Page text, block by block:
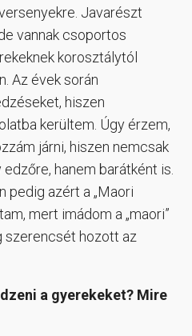
Javarészt
vannak csoportos
korosztálytól
Az évek során
hiszen
kerültem. Úgy érzem,
járni, hiszen nemcsak
hanem barátként is.
pedig azért a „Maori
mert imádom a „maori”
szerencsét hozott az
a gyerekeket? Mire